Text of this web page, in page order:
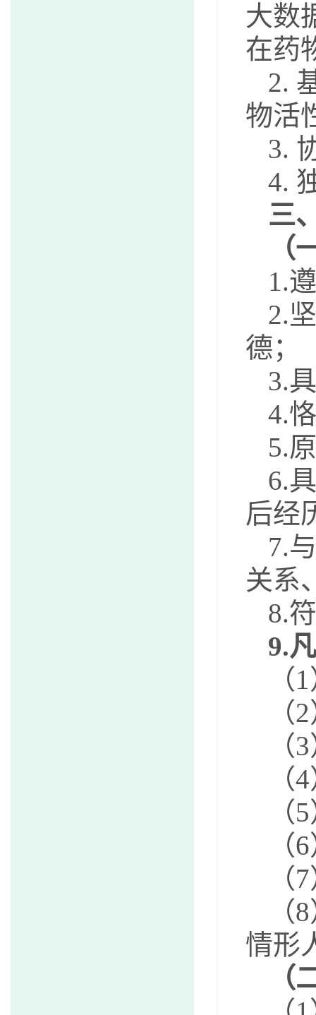
大数
在药
2.
物活
3.
4.
三
（
1.
2.
3.
4.
5.
6.
后经
7.
关系
8.
9.
情
（